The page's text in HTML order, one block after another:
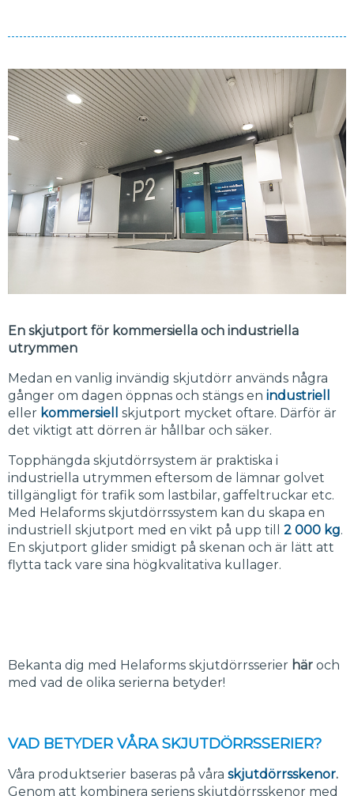
En skjutport för kommersiella och industriella
utrymmen
Medan en vanlig invändig skjutdörr används några
gånger om dagen öppnas och stängs en industriell
eller kommersiell
skjutport mycket oftare. Därför är
det viktigt att dörren är hållbar och säker.
Topphängda skjutdörrsystem är praktiska i
industriella utrymmen eftersom de lämnar golvet
tillgängligt för trafik som lastbilar, gaffeltruckar etc.
Med Helaforms skjutdörrssystem kan du skapa en
industriell skjutport med en vikt på upp till 2 000 kg.
En skjutport glider smidigt på skenan och är lätt att
flytta tack vare sina högkvalitativa kullager.
Bekanta dig med Helaforms skjutdörrsserier här och
med vad de olika serierna betyder!
VAD BETYDER VÅRA SKJUTDÖRRSSERIER?
Våra produktserier baseras på våra skjutdörrsskenor.
Genom att kombinera seriens skjutdörrsskenor med